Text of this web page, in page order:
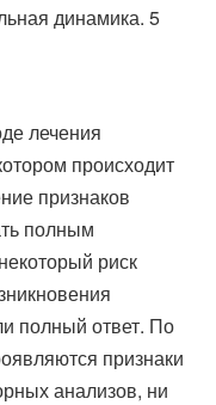
динамика. 5
лечения
происходит
признаков
полным
риск
полный ответ. По
признаки
анализов, ни